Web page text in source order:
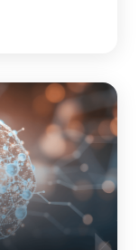
3-12 millió
forrással
az utolsó